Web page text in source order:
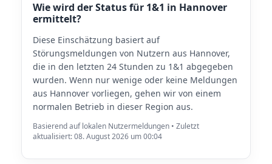
Wie wird der Status für 1&1 in Hannover
ermittelt?
Diese Einschätzung basiert auf
Störungsmeldungen von Nutzern aus Hannover,
die in den letzten 24 Stunden zu 1&1 abgegeben
wurden. Wenn nur wenige oder keine Meldungen
aus Hannover vorliegen, gehen wir von einem
normalen Betrieb in dieser Region aus.
Basierend auf lokalen Nutzermeldungen • Zuletzt
aktualisiert: 08. August 2026 um 00:04